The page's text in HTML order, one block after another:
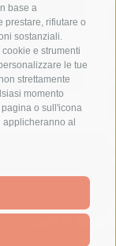
base a
prestare, rifiutare o
sostanziali.
e strumenti
le tue
strettamente
momento
o sull'icona
applicheranno al
municipale
treni
vincenzo de luca